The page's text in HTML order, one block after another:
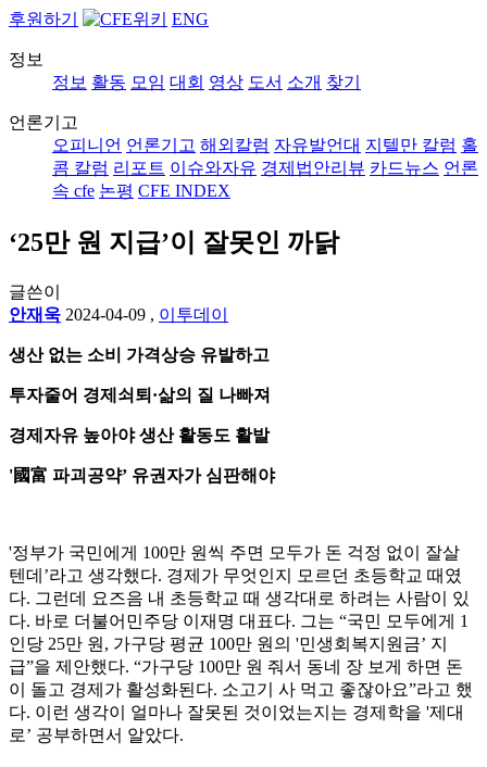
후원하기 ENG
정보
정보 활동 모임 대회 영상 도서 소개 찾기
언론기고
오피니언 언론기고 해외칼럼 자유발언대 지텔만 칼럼 홀
콤 칼럼 리포트 이슈와자유 경제법안리뷰 카드뉴스 언론
속 cfe 논평 CFE INDEX
‘25만 원 지급’이 잘못인 까닭
글쓴이
안재욱 2024-04-09 , 이투데이
생산 없는 소비 가격상승 유발하고
투자줄어 경제쇠퇴·삶의 질 나빠져
경제자유 높아야 생산 활동도 활발
'國富 파괴공약’ 유권자가 심판해야
'정부가 국민에게 100만 원씩 주면 모두가 돈 걱정 없이 잘살
텐데’라고 생각했다. 경제가 무엇인지 모르던 초등학교 때였
다. 그런데 요즈음 내 초등학교 때 생각대로 하려는 사람이 있
다. 바로 더불어민주당 이재명 대표다. 그는 “국민 모두에게 1
인당 25만 원, 가구당 평균 100만 원의 '민생회복지원금’ 지
급”을 제안했다. “가구당 100만 원 줘서 동네 장 보게 하면 돈
이 돌고 경제가 활성화된다. 소고기 사 먹고 좋잖아요”라고 했
다. 이런 생각이 얼마나 잘못된 것이었는지는 경제학을 '제대
로’ 공부하면서 알았다.